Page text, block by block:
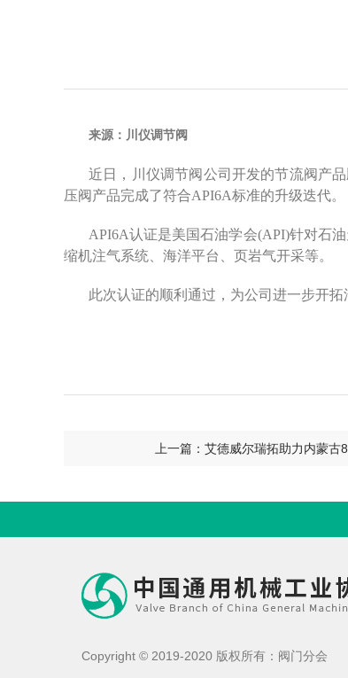
来源：川仪调节阀
近日，川仪调节阀公司开发的节流阀产
压阀产品完成了符合API6A标准的升级迭代。
API6A认证是美国石油学会(API)针对石
缩机注气系统、海洋平台、页岩气开采等。
此次认证的顺利通过，为公司进一步开
上一篇：艾德威尔瑞拓助力内蒙
Copyright © 2019-2020 版权所有：阀门分会